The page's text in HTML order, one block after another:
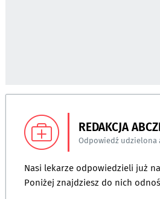
REDAKCJA
Odpowiedź udzielona
Nasi lekarze odpowiedzieli już
Poniżej znajdziesz do nich